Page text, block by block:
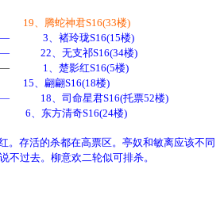
19 、腾蛇神君S16(33楼)
3 、褚玲珑S16(15楼)
22 、无支祁S16(34楼)
1 、楚影红S16(5楼)
15 、翩翩S16(18楼)
18 、司命星君S16(托票52楼)
6 、东方清奇S16(24楼)
。存活的杀都在高票区。亭奴和敏离应该不同
不过去。柳意欢二轮似可排杀。